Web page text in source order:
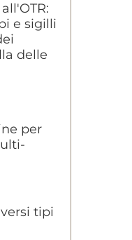
e sigilli
delle
per
tipi